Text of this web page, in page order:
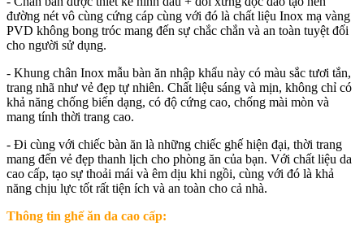
đường nét vô cùng cứng cáp cùng với đó là chất liệu Inox mạ vàng
PVD không bong tróc mang đến sự chắc chắn và an toàn tuyệt đối
cho người sử dụng.
- Khung chân Inox mẫu bàn ăn nhập khẩu này có màu sắc tươi tắn,
trang nhã như vẻ đẹp tự nhiên. Chất liệu sáng và mịn, không chỉ có
khả năng chống biến dạng, có độ cứng cao, chống mài mòn và
mang tính thời trang cao.
- Đi cùng với chiếc bàn ăn là những chiếc ghế hiện đại, thời trang
mang đến vẻ đẹp thanh lịch cho phòng ăn của bạn. Với chất liệu da
cao cấp, tạo sự thoải mái và êm dịu khi ngồi, cùng với đó là khả
năng chịu lực tốt rất tiện ích và an toàn cho cả nhà.
Thông tin ghế ăn da cao cấp: